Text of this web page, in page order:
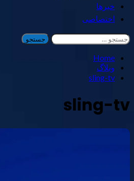
خبرها
اختصاصی
جستجو
برای:
Home
وبلاگ
sling-tv
sling-tv